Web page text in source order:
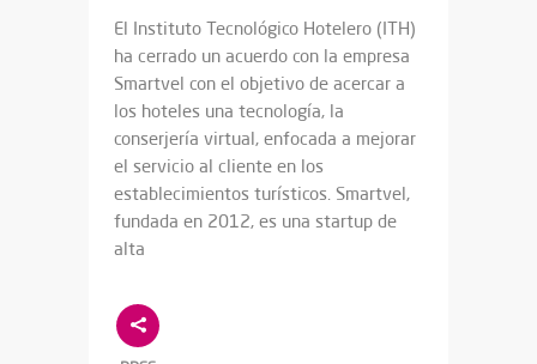
El Instituto Tecnológico Hotelero (ITH)
ha cerrado un acuerdo con la empresa
Smartvel con el objetivo de acercar a
los hoteles una tecnología, la
conserjería virtual, enfocada a mejorar
el servicio al cliente en los
establecimientos turísticos. Smartvel,
fundada en 2012, es una startup de
alta